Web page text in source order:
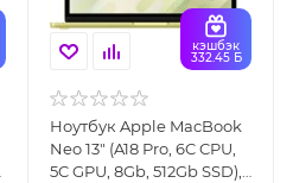
кэшбэк
332.45 Б
Ноутбук Apple MacBook
Neo 13" (A18 Pro, 6C CPU,
5C GPU, 8Gb, 512Gb SSD),